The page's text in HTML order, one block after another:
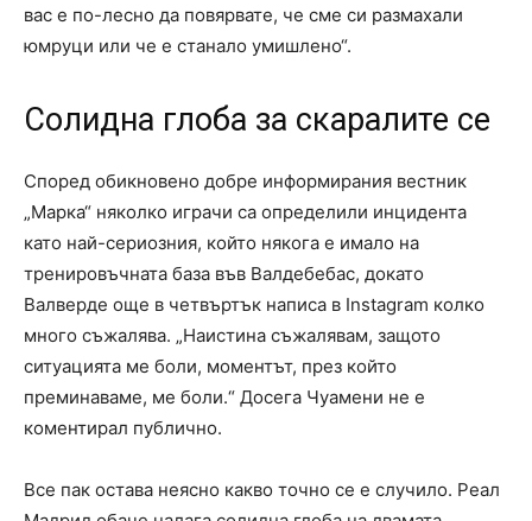
вас е по-лесно да повярвате, че сме си размахали
юмруци или че е станало умишлено“.
Солидна глоба за скаралите се
Според обикновено добре информирания вестник
„Марка“ няколко играчи са определили инцидента
като най-сериозния, който някога е имало на
тренировъчната база във Валдебебас, докато
Валверде още в четвъртък написа в Instagram колко
много съжалява. „Наистина съжалявам, защото
ситуацията ме боли, моментът, през който
преминаваме, ме боли.“ Досега Чуамени не е
коментирал публично.
Все пак остава неясно какво точно се е случило. Реал